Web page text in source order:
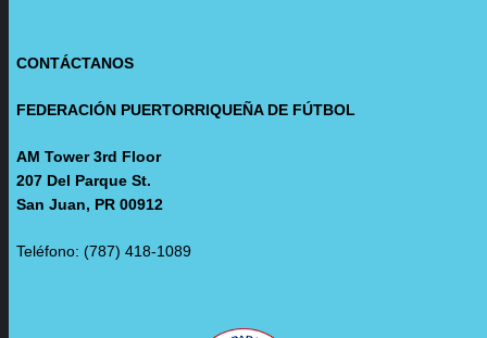
CONTÁCTANOS
FEDERACIÓN PUERTORRIQUEÑA DE FÚTBOL
AM Tower 3rd Floor
207 Del Parque St.
San Juan, PR 00912
Teléfono: (787) 418-1089